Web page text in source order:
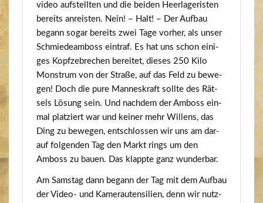
vi­deo auf­stell­ten und die bei­den Heer­la­ge­ris­ten
bereits anreis­ten. Nein! – Halt! – Der Auf­bau
begann sogar bereits zwei Tage vor­her, als unser
Schmie­de­am­boss ein­traf. Es hat uns schon eini­
ges Kopf­ze­bre­chen berei­tet, die­ses 250 Kilo
Mons­trum von der Stra­ße, auf das Feld zu bewe­
gen! Doch die pure Man­nes­kraft soll­te des Rät­
sels Lösung sein. Und nach­dem der Amboss ein­
mal plat­ziert war und kei­ner mehr Wil­lens, das
Ding zu bewe­gen, ent­schlos­sen wir uns am dar­
auf fol­gen­den Tag den Markt rings um den
Amboss zu bau­en. Das klapp­te ganz wunderbar.
Am Sams­tag dann begann der Tag mit dem Auf­bau
der Video- und Kame­ra­u­ten­si­li­en, denn wir nutz­